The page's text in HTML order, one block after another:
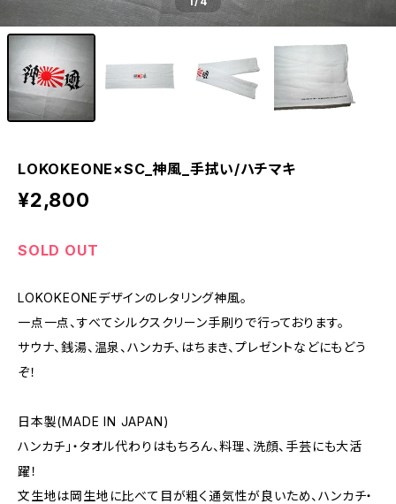
LOKOKEONE×SC_神風_手拭い/ハチマキ
¥2,800
SOLD OUT
LOKOKEONEデザインのレタリング神風。
一点一点、すべてシルクスクリーン手刷りで行っております。
サウナ、銭湯、温泉、ハンカチ、はちまき、プレゼントなどにもどう
ぞ！
日本製(MADE IN JAPAN)
ハンカチ」・タオル代わりはもちろん、料理、洗顔、手芸にも大活
躍！
文生地は岡生地に比べて目が粗く通気性が良いため、ハンカチ・